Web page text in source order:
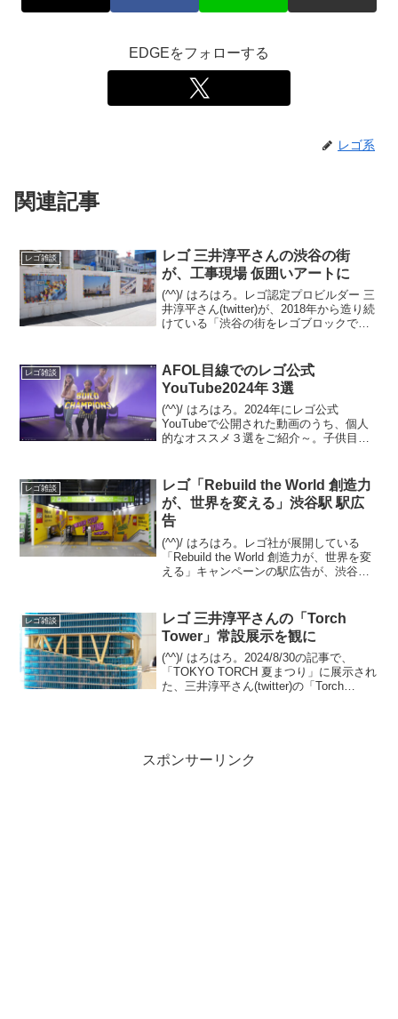
EDGEをフォローする
レゴ系
関連記事
レゴ雑談
レゴ 三井淳平さんの渋谷の街
が、工事現場 仮囲いアートに
(^^)/ はろはろ。レゴ認定プロビルダー 三
井淳平さん(twitter)が、2018年から造り続
けている「渋谷の街をレゴブロックでつ
谷の街を歩いていたら、三井さ...
レゴ雑談
AFOL目線でのレゴ公式
YouTube2024年 3選
(^^)/ はろはろ。2024年にレゴ公式
YouTubeで公開された動画のうち、個人
的なオススメ３選をご紹介～。子供目線
ィシャル！？ってくらいに、子供向けで
は無いホ...
レゴ雑談
レゴ「Rebuild the World 創造力
が、世界を変える」渋谷駅 駅広
告
(^^)/ はろはろ。レゴ社が展開している
「Rebuild the World 創造力が、世界を変
える」キャンペーンの駅広告が、渋谷駅
すが、最短で2025/9/8(月)...
レゴ雑談
レゴ 三井淳平さんの「Torch
Tower」常設展示を観に
(^^)/ はろはろ。2024/8/30の記事で、
「TOKYO TORCH 夏まつり」に展示され
た、三井淳平さん(twitter)の「Torch
スポンサーリンク